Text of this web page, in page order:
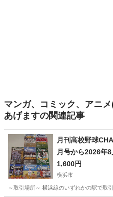
マンガ、コミック、アニ
あげますの関連記事
月刊高校野球
月号から2026年
品もお付けで
で取引
1,600円
横浜市
～取引場所～ 横浜線のいずれかの